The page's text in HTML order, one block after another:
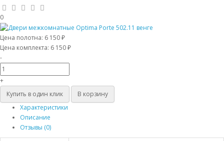
0
Цена полотна: 6 150 ₽
Цена комплекта: 6 150 ₽
-
+
Купить в один клик
В корзину
Характеристики
Описание
Отзывы (0)